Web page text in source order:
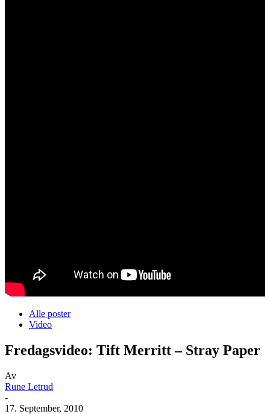
Alle poster
Video
Fredagsvideo: Tift Merritt – Stray Paper
Av
Rune Letrud
-
17. September, 2010